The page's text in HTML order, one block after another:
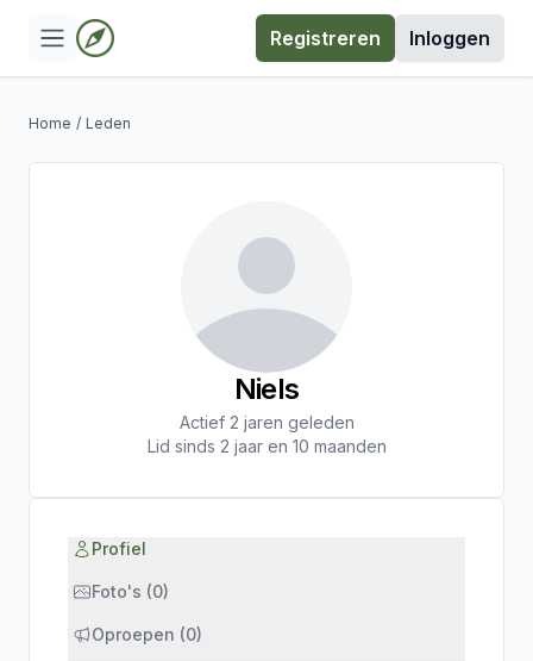
Registreren Inloggen
Home / Leden
Niels
Actief 2 jaren geleden
Lid sinds 2 jaar en 10 maanden
Profiel
Foto's (0)
Oproepen (0)